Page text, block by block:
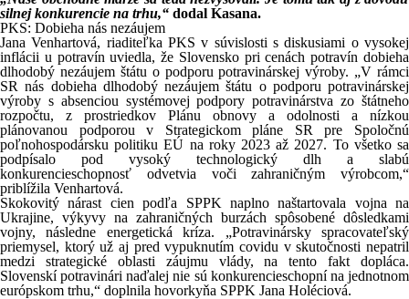
silnej konkurencie na trhu,“ dodal Kasana.
PKS: Dobieha nás nezáujem
Jana Venhartová, riaditeľka PKS v súvislosti s diskusiami o vysokej
inflácii u potravín uviedla, že Slovensko pri cenách potravín dobieha
dlhodobý nezáujem štátu o podporu potravinárskej výroby. „V rámci
SR nás dobieha dlhodobý nezáujem štátu o podporu potravinárskej
výroby s absenciou systémovej podpory potravinárstva zo štátneho
rozpočtu, z prostriedkov Plánu obnovy a odolnosti a nízkou
plánovanou podporou v Strategickom pláne SR pre Spoločnú
poľnohospodársku politiku EÚ na roky 2023 až 2027. To všetko sa
podpísalo pod vysoký technologický dlh a slabú
konkurencieschopnosť odvetvia voči zahraničným výrobcom,“
priblížila Venhartová.
Skokovitý nárast cien podľa SPPK naplno naštartovala vojna na
Ukrajine, výkyvy na zahraničných burzách spôsobené dôsledkami
vojny, následne energetická kríza. „Potravinársky spracovateľský
priemysel, ktorý už aj pred vypuknutím covidu v skutočnosti nepatril
medzi strategické oblasti záujmu vlády, na tento fakt dopláca.
Slovenskí potravinári naďalej nie sú konkurencieschopní na jednotnom
európskom trhu,“ doplnila hovorkyňa SPPK Jana Holéciová.